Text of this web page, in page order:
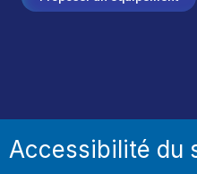
Accessibilité du